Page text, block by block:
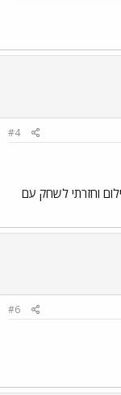
#4
וחזרתי לשחק עם
#6